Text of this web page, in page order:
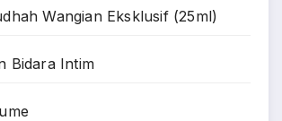
Wangian Eksklusif (25ml)
Bidara Intim